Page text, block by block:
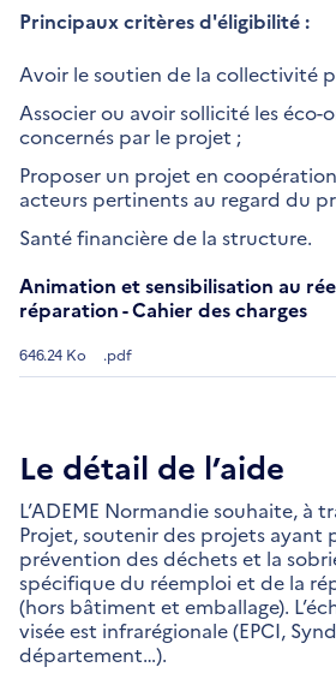
Principaux critères d'éligibilité :
Avoir le soutien de la collectivité
Associer ou avoir sollicité les éco-
concernés par le projet ;
Proposer un projet en
acteurs pertinents au regard du
Santé financière de la structure.
Animation et sensibilisation au
réparation - Cahier des charges
646.24 Ko .pdf
Le détail de l’aide
L’ADEME Normandie souhaite, à
Projet, soutenir des projets ayant
prévention des déchets et la
spécifique du réemploi et de la
(hors bâtiment et emballage).
visée est infrarégionale (EPCI,
département…).